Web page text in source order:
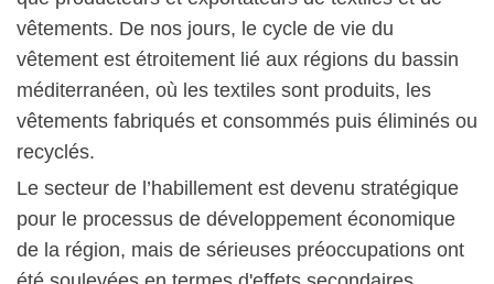
vêtements. De nos jours, le cycle de vie du
vêtement est étroitement lié aux régions du bassin
méditerranéen, où les textiles sont produits, les
vêtements fabriqués et consommés puis éliminés ou
recyclés.
Le secteur de l’habillement est devenu stratégique
pour le processus de développement économique
de la région, mais de sérieuses préoccupations ont